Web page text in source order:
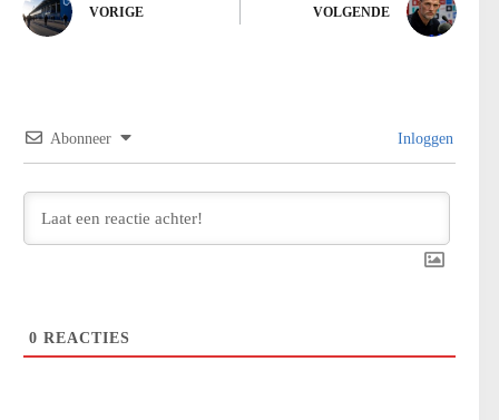
VORIGE VOLGENDE
Abonneer Inloggen
0 REACTIES